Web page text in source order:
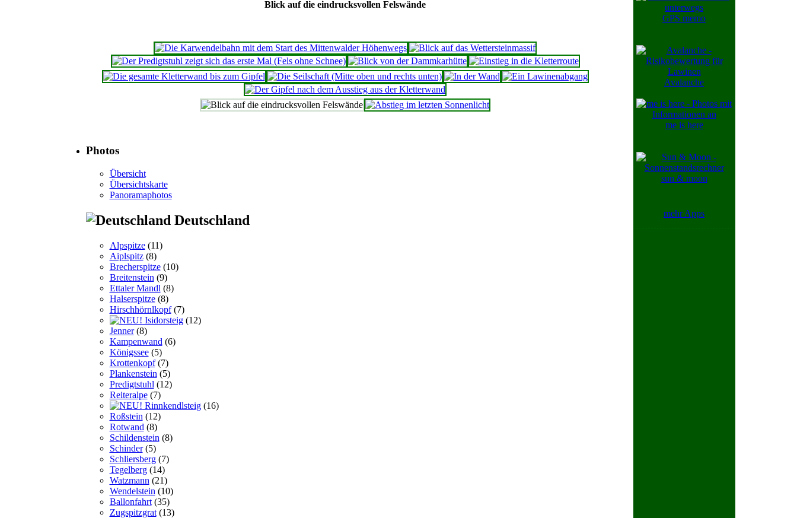
GPS memo
Avalanche
me is here
sun & moon
mehr Apps
Blick auf die eindrucksvollen Felswände
Photos
Übersicht
Übersichtskarte
Panoramaphotos
Deutschland
Alpspitze(11)
Aiplspitz(8)
Brecherspitze(10)
Breitenstein (9)
Ettaler Mandl (8)
Halserspitze(8)
Hirschhörnlkopf(7)
Isidorsteig(12)
Jenner(8)
Kampenwand (6)
Königssee(5)
Krottenkopf(7)
Plankenstein (5)
Predigtstuhl (12)
Reiteralpe(7)
Rinnkendlsteig(16)
Roßstein (12)
Rotwand (8)
Schildenstein (8)
Schinder(5)
Schliersberg(7)
Tegelberg(14)
Watzmann (21)
Wendelstein (10)
Ballonfahrt(35)
Zugspitzgrat(13)